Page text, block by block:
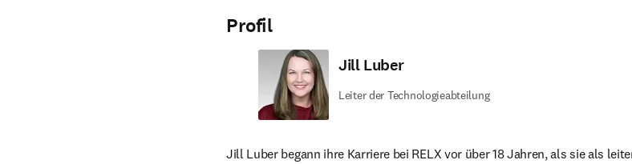
Profil
Jill Luber
Leiter der Technologieabteilung
Jill Luber begann ihre Karriere bei RELX vor über 18 Jahren, als sie als